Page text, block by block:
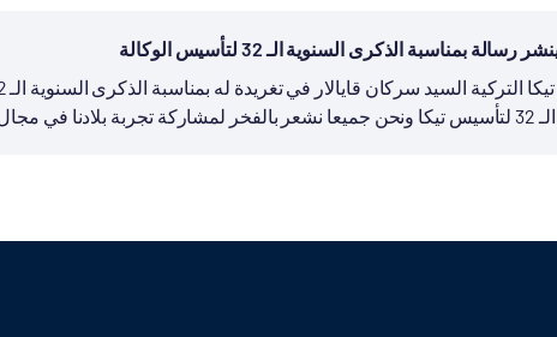
بمناسبة الذكرى السنوية الـ 32 لتأسيس الوكالة
التنمية...